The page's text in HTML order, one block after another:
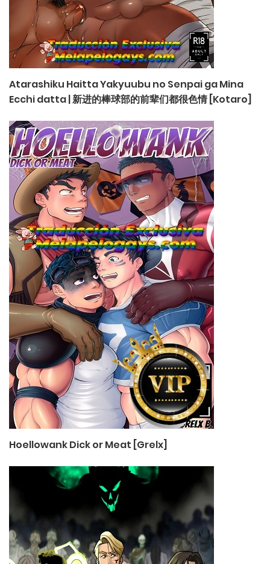
Atarashiku Haitta Yakyuubu no Senpai ga Mina
Ecchi datta | 新进的棒球部的前辈们都很色情 [Kotaro]
Hoellowank Dick or Meat [Grelx]